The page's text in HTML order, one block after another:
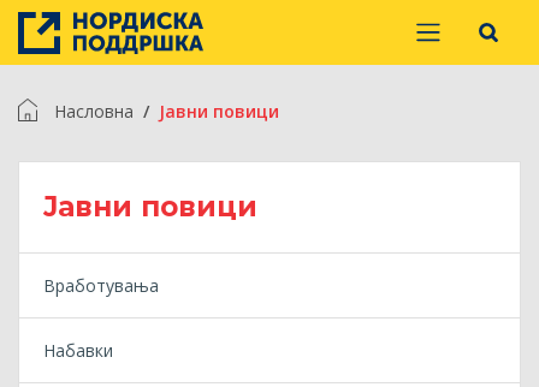
Насловна Jавни повици
Jавни повици
Вработувања
Набавки